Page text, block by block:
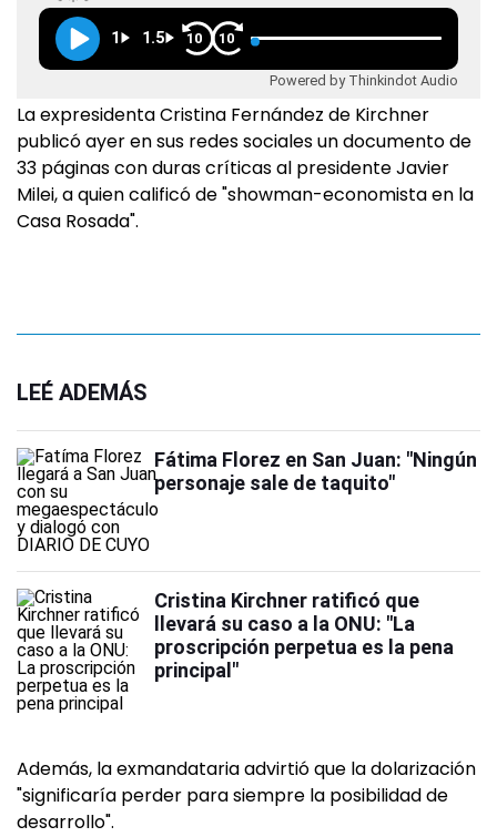
1 1.5 10 10
Powered by Thinkindot Audio
La expresidenta Cristina Fernández de Kirchner
publicó ayer en sus redes sociales un documento de
33 páginas con duras críticas al presidente Javier
Milei, a quien calificó de "showman-economista en la
Casa Rosada".
LEÉ ADEMÁS
Fátima Florez en San Juan: "Ningún
personaje sale de taquito"
Cristina Kirchner ratificó que
llevará su caso a la ONU: "La
proscripción perpetua es la pena
principal"
Además, la exmandataria advirtió que la dolarización
"significaría perder para siempre la posibilidad de
desarrollo".